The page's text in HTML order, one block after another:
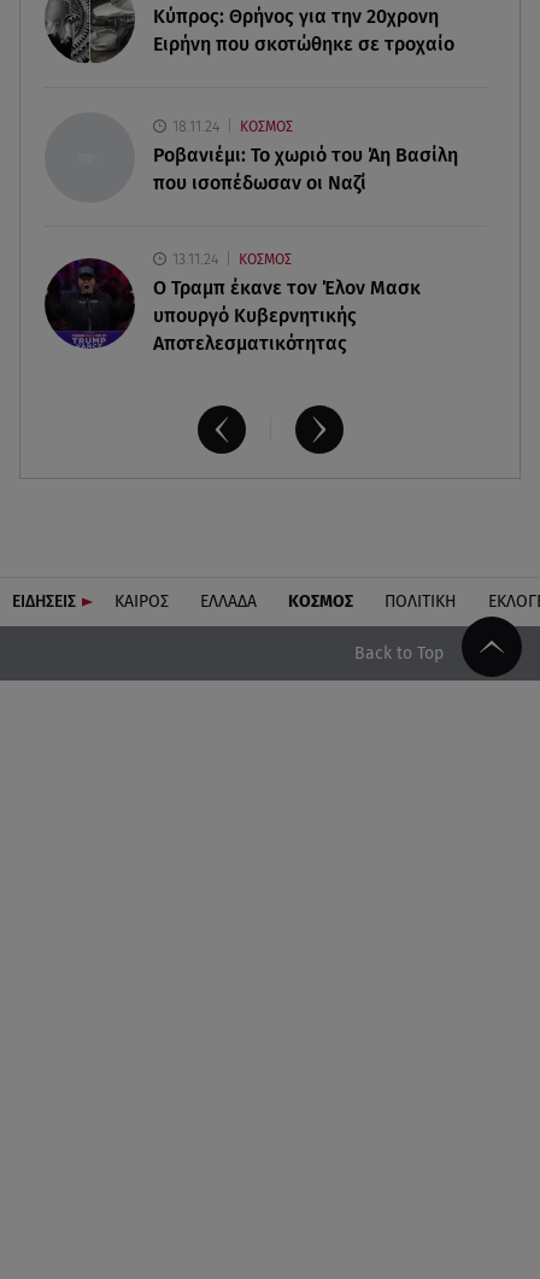
08.08.26 , 13:59
Αθηνά Οικονομάκου: Οι... hot αναρτήσεις της με
animal print μπικίνι!
08.08.26 , 13:49
Πάνω από 56.000 επιβάτες αναχώρησαν σήμερα
από τα λιμάνια της Αττικής
Κύπρος: Θρήνος για την 20χρονη
Ειρήνη που σκοτώθηκε σε τροχαίο
18.11.24 ΚΟΣΜΟΣ
Ροβανιέμι: Το χωριό του Άη Βασίλη
που ισοπέδωσαν οι Ναζί
13.11.24 ΚΟΣΜΟΣ
O Τραμπ έκανε τον Έλον Μασκ
υπουργό Κυβερνητικής
Αποτελεσματικότητας
ΕΙΔΗΣΕΙΣ ΚΑΙΡΟΣ ΕΛΛΑΔΑ ΚΟΣΜΟΣ ΠΟΛΙΤΙΚΗ
Back to Top